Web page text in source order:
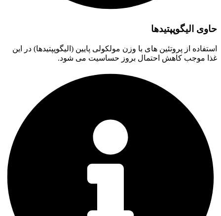
حاوی الیگوپپتیدها
استفاده از پروتئین های با وزن مولکولی پایین (الیگوپپتیدها) در این
غذا موجب کاهش احتمال بروز حساسیت می شود.